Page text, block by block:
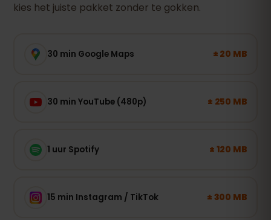
kies het juiste pakket zonder te gokken.
30 min Google Maps ± 20 MB
30 min YouTube (480p) ± 250 MB
1 uur Spotify ± 120 MB
15 min Instagram / TikTok ± 300 MB